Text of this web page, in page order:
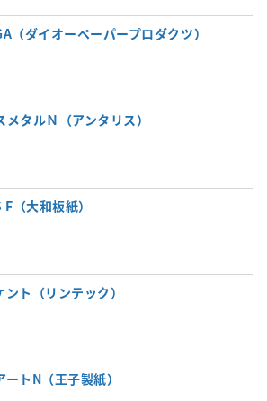
（ダイオーペーパープロダクツ）
メタルＮ（アンタリス）
（大和板紙）
ト（リンテック）
トN（王子製紙）